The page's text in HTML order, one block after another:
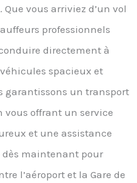
vous arriviez d’un vol
professionnels
directement à
spacieux et
garantissons un transport
vous offrant un service
et une assistance
dès maintenant pour
l’aéroport et la Gare de